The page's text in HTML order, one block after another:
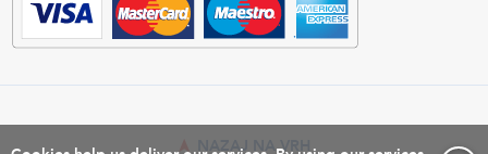
NAZAJ NA VRH